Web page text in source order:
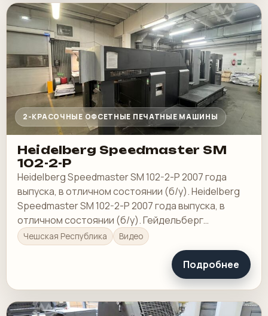
2-КРАСОЧНЫЕ ОФСЕТНЫЕ ПЕЧАТНЫЕ МАШИНЫ
Heidelberg Speedmaster SM
102-2-P
Heidelberg Speedmaster SM 102-2-P 2007 года
выпуска, в отличном состоянии (б/у). Heidelberg
Speedmaster SM 102-2-P 2007 года выпуска, в
отличном состоянии (б/у). Гейдельберг
Спидмастер СМ 102-2-П
Чешская Республика Видео
Подробнее